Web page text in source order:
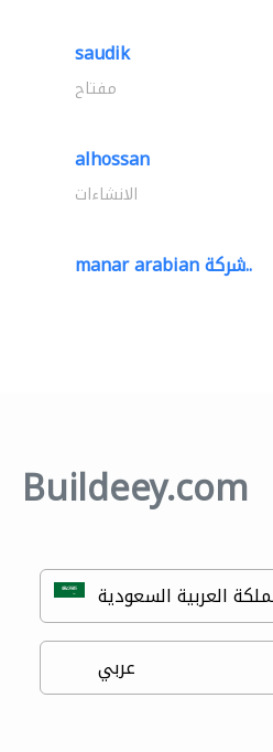
saudik
مفتاح
alhossan
الانشاءات
manar arabian شركة..
Buildeey.com